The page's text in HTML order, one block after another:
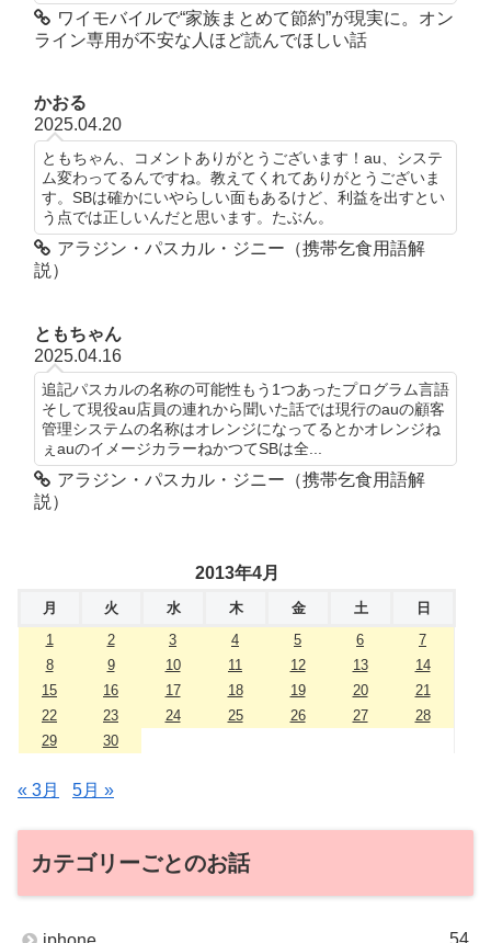
ワイモバイルで“家族まとめて節約”が現実に。オン
ライン専用が不安な人ほど読んでほしい話
かおる
2025.04.20
ともちゃん、コメントありがとうございます！au、システ
ム変わってるんですね。教えてくれてありがとうございま
す。SBは確かにいやらしい面もあるけど、利益を出すとい
う点では正しいんだと思います。たぶん。
アラジン・パスカル・ジニー（携帯乞食用語解
説）
ともちゃん
2025.04.16
追記パスカルの名称の可能性もう1つあったプログラム言語
そして現役au店員の連れから聞いた話では現行のauの顧客
管理システムの名称はオレンジになってるとかオレンジね
ぇauのイメージカラーねかつてSBは全...
アラジン・パスカル・ジニー（携帯乞食用語解
説）
2013年4月
月 火 水 木 金 土
日
1
2 3 4 5 6
7
8
9 10 11 12 13
14
15
16 17 18 19 20
21
22
23 24 25 26 27
28
29
30
« 3月 5月 »
カテゴリーごとのお話